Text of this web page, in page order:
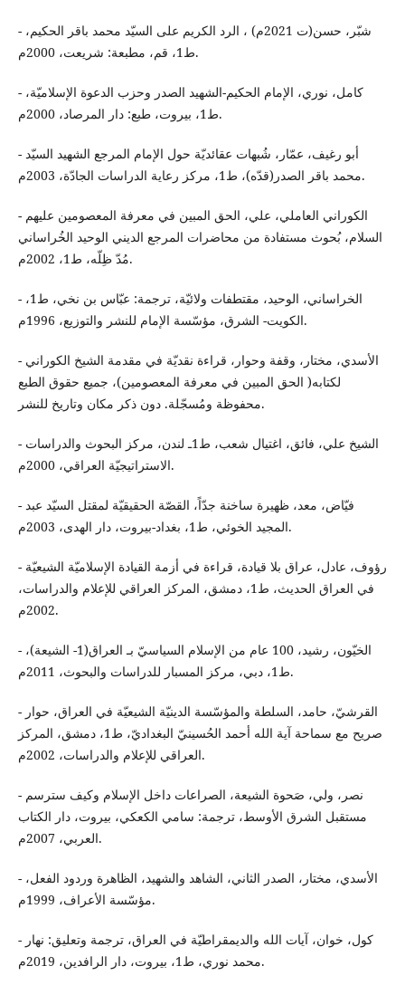
- شبّر، حسن(ت 2021م) ، الرد الكريم على السيّد محمد باقر الحكيم،
ط1، قم، مطبعة: شريعت، 2000م.
- كامل، نوري، الإمام الحكيم-الشهيد الصدر وحزب الدعوة الإسلاميّة،
ط1، بيروت، طبع: دار المرصاد، 2000م.
- أبو رغيف، عمّار، شُبهات عقائديّة حول الإمام المرجع الشهيد السيّد
محمد باقر الصدر(قدّه)، ط1، مركز رعاية الدراسات الجادّة، 2003م.
- الكوراني العاملي، علي، الحق المبين في معرفة المعصومين عليهم
السلام، بُحوث مستفادة من محاضرات المرجع الديني الوحيد الخُراساني
مُدّ ظِلّه، ط1، 2002م.
- الخراساني، الوحيد، مقتطفات ولائيّة، ترجمة: عبّاس بن نخي، ط1،
الكويت- الشرق، مؤسّسة الإمام للنشر والتوزيع، 1996م.
- الأسدي، مختار، وقفة وحوار، قراءة نقديّة في مقدمة الشيخ الكوراني
لكتابه( الحق المبين في معرفة المعصومين)، جميع حقوق الطبع
محفوظة ومُسجّلة. دون ذكر مكان وتاريخ للنشر.
- الشيخ علي، فائق، اغتيال شعب، ط1ـ لندن، مركز البحوث والدراسات
الاستراتيجيّة العراقي، 2000م.
- فيّاض، معد، ظهيرة ساخنة جدّاً، القصّة الحقيقيّة لمقتل السيّد عبد
المجيد الخوئي، ط1، بغداد-بيروت، دار الهدى، 2003م.
- رؤوف، عادل، عراق بلا قيادة، قراءة في أزمة القيادة الإسلاميّة الشيعيّة
في العراق الحديث، ط1، دمشق، المركز العراقي للإعلام والدراسات،
2002م.
- الخيّون، رشيد، 100 عام من الإسلام السياسيّ بـ العراق(1- الشيعة)،
ط1، دبي، مركز المسبار للدراسات والبحوث، 2011م.
- القرشيّ، حامد، السلطة والمؤسّسة الدينيّة الشيعيّة في العراق، حوار
صريح مع سماحة آية الله أحمد الحُسينيّ البغداديّ، ط1، دمشق، المركز
العراقي للإعلام والدراسات، 2002م.
- نصر، ولي، صَحوة الشيعة، الصراعات داخل الإسلام وكيف سترسم
مستقبل الشرق الأوسط، ترجمة: سامي الكعكي، بيروت، دار الكتاب
العربي، 2007م.
- الأسدي، مختار، الصدر الثاني، الشاهد والشهيد، الظاهرة وردود الفعل،
مؤسّسة الأعراف، 1999م.
- كول، خوان، آيات الله والديمقراطيّة في العراق، ترجمة وتعليق: نهار
محمد نوري، ط1، بيروت، دار الرافدين، 2019م.